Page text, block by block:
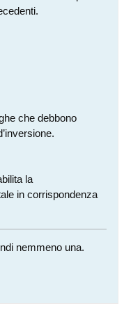
che debbono
la
in corrispondenza
nemmeno una.